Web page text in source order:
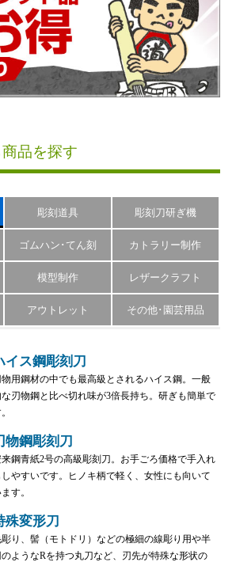
品を探す
彫刻道具 彫刻刀研ぎ機
ゴムハン･てん刻 カトラリー制作
模型制作 レザークラフト
アウトレット その他･園芸用品
イス鋼彫刻刀
物用鋼材の中でも最高級とされるハイス鋼。一般
刃物鋼と比べ切れ味が3倍長持ち。研ぎも簡単で
物鋼彫刻刀
鋼青紙2号の高級彫刻刀。お手ごろ価格で手入れ
しやすいです。ヒノキ柄で軽く、女性にも向いて
す。
殊変形刀
り、髻（モトドリ）などの極細の線彫り用や半
のようなRを持つ丸刀など、刃先が特殊な形状の